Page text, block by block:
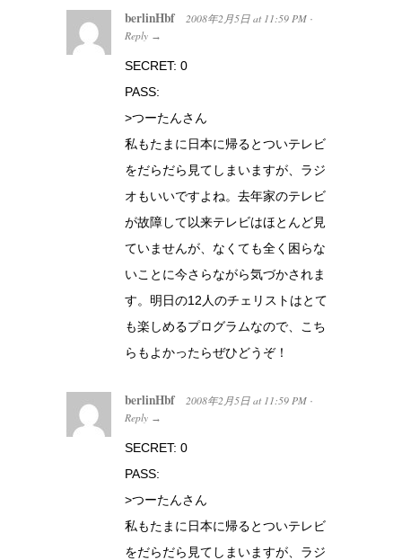
berlinHbf 2008年2月5日 at 11:59 PM ·
Reply →
SECRET: 0
PASS:
>つーたんさん
私もたまに日本に帰るとついテレビ
をだらだら見てしまいますが、ラジ
オもいいですよね。去年家のテレビ
が故障して以来テレビはほとんど見
ていませんが、なくても全く困らな
いことに今さらながら気づかされま
す。明日の12人のチェリストはとて
も楽しめるプログラムなので、こち
らもよかったらぜひどうぞ！
berlinHbf 2008年2月5日 at 11:59 PM ·
Reply →
SECRET: 0
PASS:
>つーたんさん
私もたまに日本に帰るとついテレビ
をだらだら見てしまいますが、ラジ